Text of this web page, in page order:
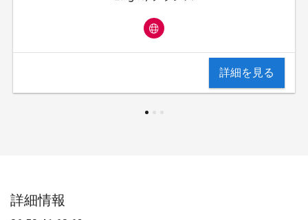
詳細を見る
詳細情報